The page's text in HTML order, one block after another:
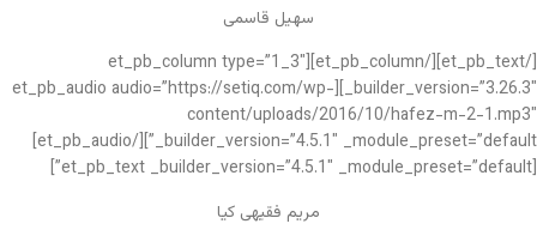
سهیل قاسمی
[/et_pb_text][/et_pb_column][et_pb_column type=”1_3″
_builder_version=”3.26.3″][et_pb_audio audio=”https://setiq.com/wp-
content/uploads/2016/10/hafez-m-2-1.mp3″
_builder_version=”4.5.1″ _module_preset=”default”][/et_pb_audio]
[et_pb_text _builder_version=”4.5.1″ _module_preset=”default”]
مریم فقیهی کیا